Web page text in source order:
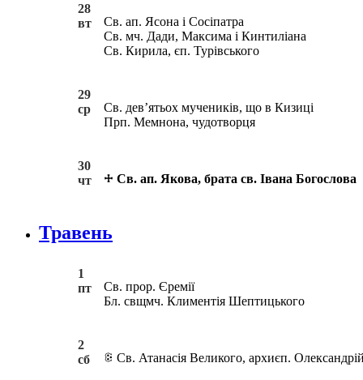
28
вт
Св. ап. Ясона і Сосіпатра
Св. мч. Дади, Максима і Кинтиліана
Св. Кирила, єп. Турівського
29
ср
Св. дев’ятьох мучеників, що в Кизиці
Прп. Мемнона, чудотворця
30
чт
Св. ап. Якова, брата св. Івана Богослова
Травень
1
пт
Св. прор. Єремії
Бл. свщмч. Климентія Шептицького
2
сб
Св. Атанасія Великого, архиєп.